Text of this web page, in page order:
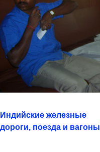
Индийские железные
дороги, поезда и вагоны